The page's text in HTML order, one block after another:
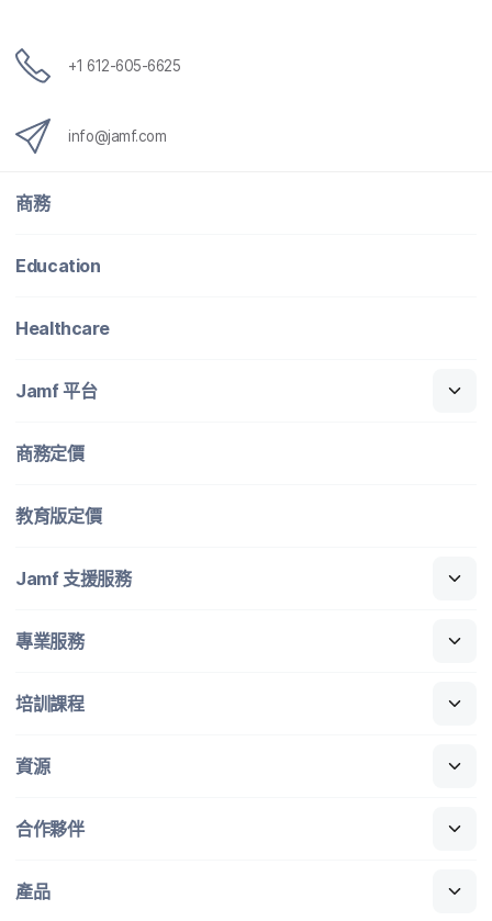
+1 612-605-6625
info@jamf.com
商務
Education
Healthcare
Jamf平​台
商務定​價
教育版定​價
Jamf 支援​服務
專業​服務
培訓​課程
資源
合作​夥伴
產品